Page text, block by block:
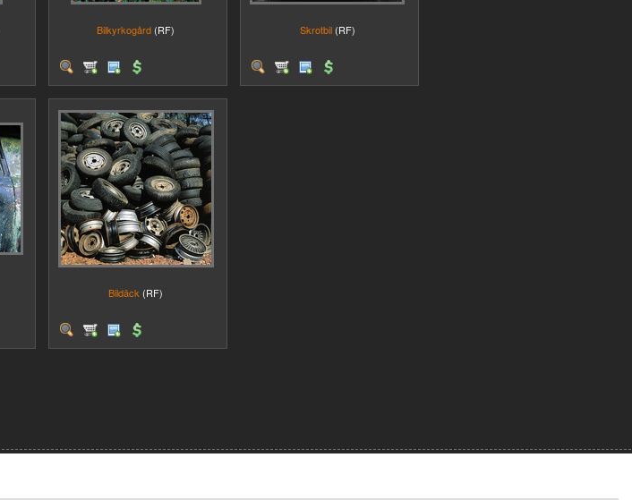
Bilkyrkogård (RF) Skrotbil (RF)
Bildäck (RF)